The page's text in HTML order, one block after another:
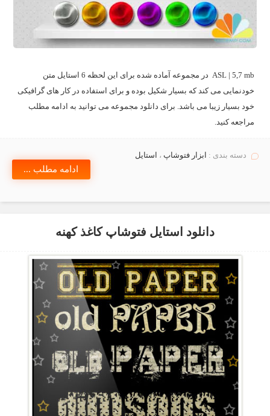
ASL | 5,7 mb در مجموعه آماده شده برای این لحظه 6 استایل متن
خودنمایی می کند که بسیار شکیل بوده و برای استفاده در کار های گرافیکی
خود بسیار زیبا می باشد. برای دانلود مجموعه می توانید به ادامه مطلب
مراجعه کنید.
دسته بندی : ابزار فتوشاپ ، استايل
ادامه مطلب ...
دانلود استایل فتوشاپ کاغذ کهنه